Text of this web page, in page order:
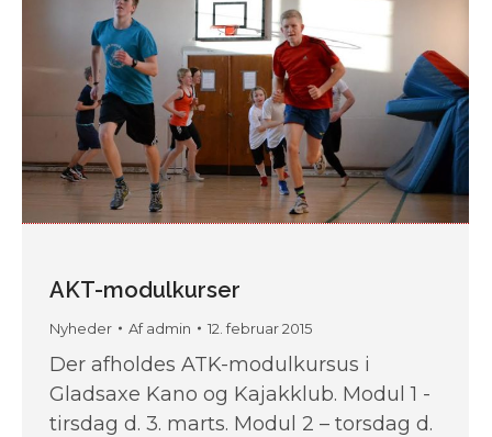
AKT-modulkurser
Nyheder Afadmin 12. februar 2015
Der afholdes ATK-modulkursus i
Gladsaxe Kano og Kajakklub. Modul 1 -
tirsdag d. 3. marts. Modul 2 – torsdag d.